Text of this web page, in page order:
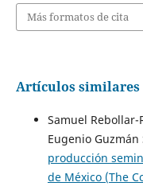
Más formatos de cita
Artículos similares
Samuel Rebollar-
Eugenio Guzmán
producción
de México (The